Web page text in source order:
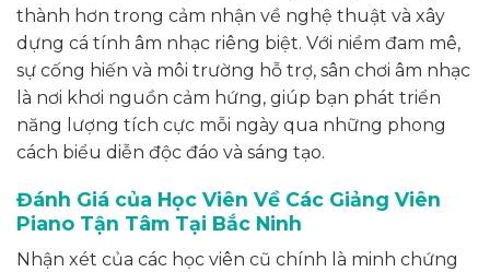
thành hơn trong cảm nhận về nghệ thuật và xây
dựng cá tính âm nhạc riêng biệt. Với niềm đam mê,
sự cống hiến và môi trường hỗ trợ, sân chơi âm nhạc
là nơi khơi nguồn cảm hứng, giúp bạn phát triển
năng lượng tích cực mỗi ngày qua những phong
cách biểu diễn độc đáo và sáng tạo.
Đánh Giá của Học Viên Về Các Giảng Viên
Piano Tận Tâm Tại Bắc Ninh
Nhận xét của các học viên cũ chính là minh chứng